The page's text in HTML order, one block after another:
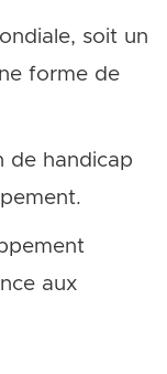
soit un
forme de
de handicap
aux